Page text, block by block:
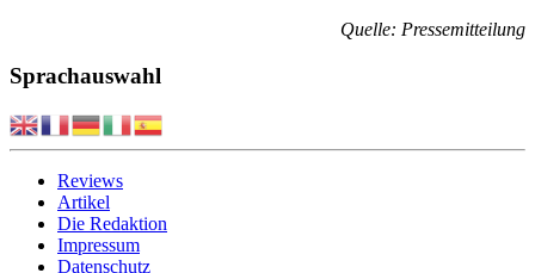
Quelle: Pressemitteilung
Sprachauswahl
Reviews
Artikel
Die Redaktion
Impressum
Datenschutz